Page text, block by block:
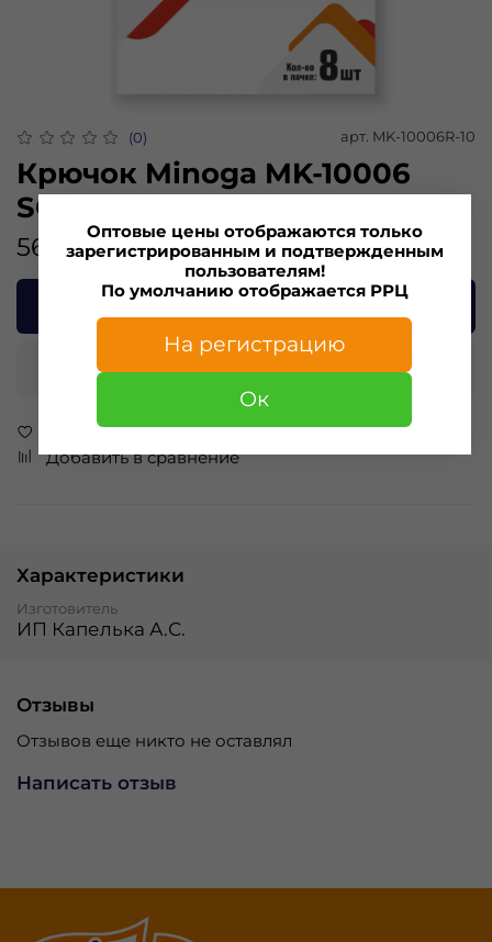
(0) арт. MK-10006R-10
Крючок Minoga MK-10006
SODE Red №10 (8 шт)
56.00 ₽
В корзину
Купить в 1 клик
В избранное
Добавить в сравнение
Характеристики
Изготовитель
ИП Капелька А.С.
Отзывы
Отзывов еще никто не оставлял
Написать отзыв
Оптовые цены отображаются только
зарегистрированным и подтвержденным
пользователям!
По умолчанию отображается РРЦ
На регистрацию
Ок